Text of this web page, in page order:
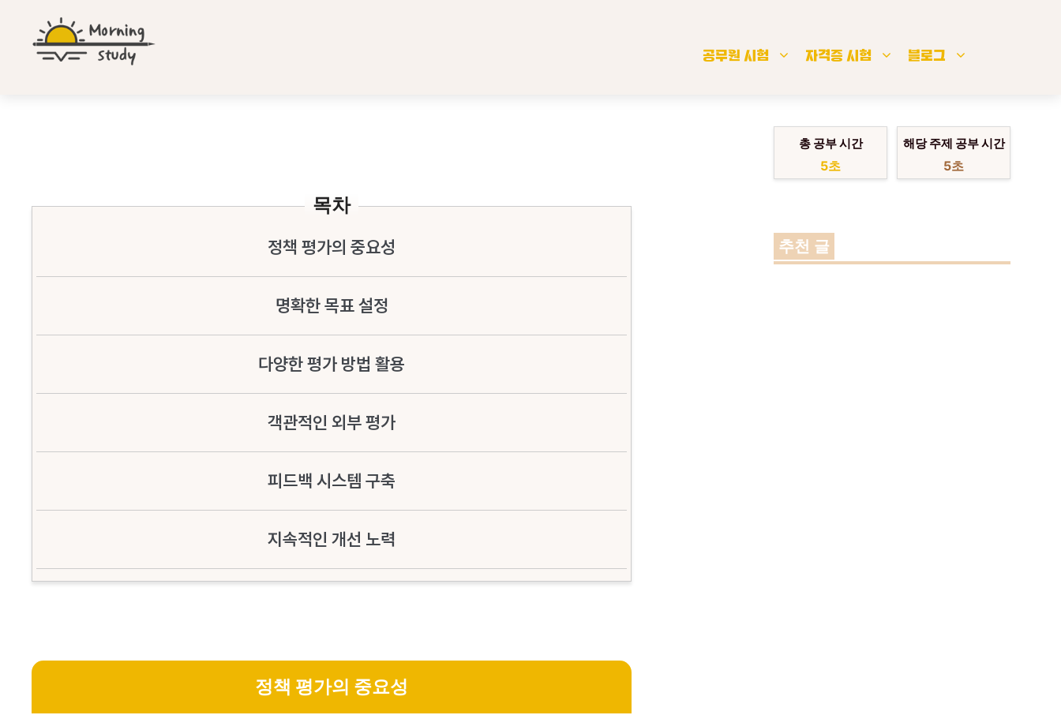
공무원 시험 자격증 시험 블로그
목차
정책 평가의 중요성
명확한 목표 설정
다양한 평가 방법 활용
객관적인 외부 평가
피드백 시스템 구축
지속적인 개선 노력
정책 평가의 중요성
총 공부 시간
6초
해당 주제 공부 시간
6초
추천 글